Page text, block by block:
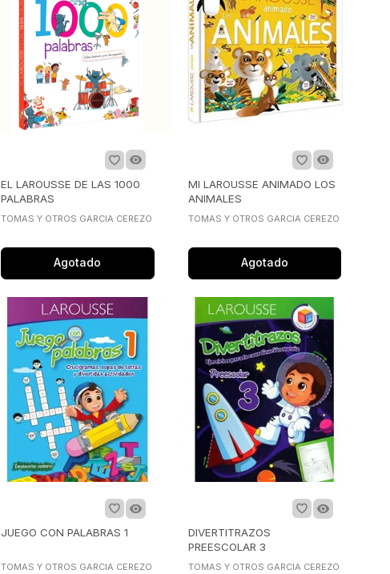
EL LAROUSSE DE LAS 1000
PALABRAS
TOMAS Y OTROS GARCIA CEREZO
Agotado
MI LAROUSSE ANIMADO LOS
ANIMALES
TOMAS Y OTROS GARCIA CEREZO
Agotado
JUEGO CON PALABRAS 1
TOMAS Y OTROS GARCIA CEREZO
DIVERTITRAZOS
PREESCOLAR 3
TOMAS Y OTROS GARCIA CEREZO